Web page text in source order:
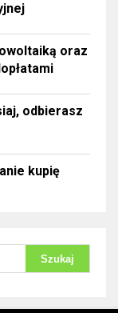
oraz
odbierasz
kupię